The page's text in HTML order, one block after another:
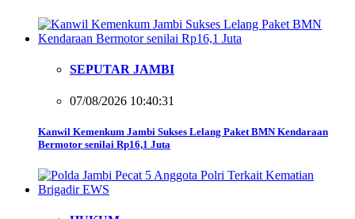
SEPUTAR JAMBI
07/08/2026 10:40:31
Kanwil Kemenkum Jambi Sukses Lelang Paket BMN Kendaraan
Bermotor senilai Rp16,1 Juta